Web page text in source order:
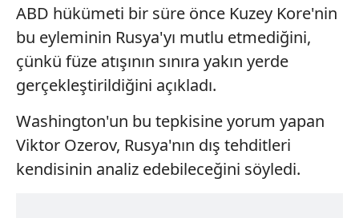
ABD hükümeti bir süre önce Kuzey Kore'nin
bu eyleminin Rusya'yı mutlu etmediğini,
çünkü füze atışının sınıra yakın yerde
gerçekleştirildiğini açıkladı.
Washington'un bu tepkisine yorum yapan
Viktor Ozerov, Rusya'nın dış tehditleri
kendisinin analiz edebileceğini söyledi.